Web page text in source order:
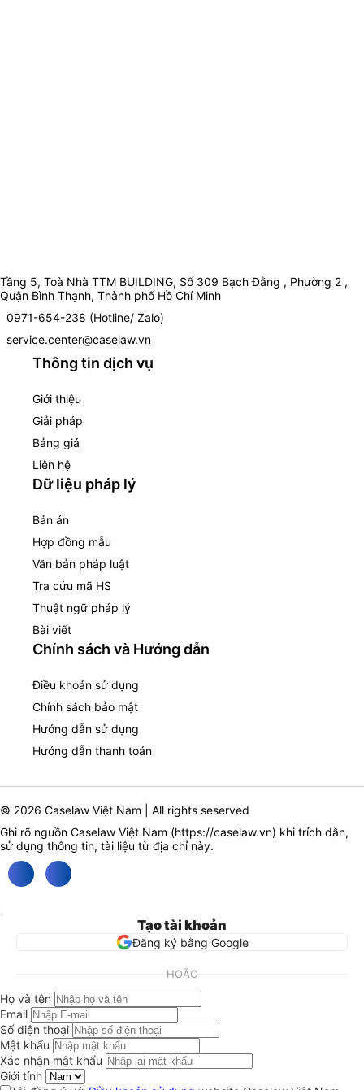
Tầng 5, Toà Nhà TTM BUILDING, Số 309 Bạch Đằng , Phường 2 ,
Quận Bình Thạnh, Thành phố Hồ Chí Minh
0971-654-238 (Hotline/ Zalo)
service.center@caselaw.vn
Thông tin dịch vụ
Giới thiệu
Giải pháp
Bảng giá
Liên hệ
Dữ liệu pháp lý
Bản án
Hợp đồng mẫu
Văn bản pháp luật
Tra cứu mã HS
Thuật ngữ pháp lý
Bài viết
Chính sách và Hướng dẫn
Điều khoản sử dụng
Chính sách bảo mật
Hướng dẫn sử dụng
Hướng dẫn thanh toán
© 2026 Caselaw Việt Nam | All rights seserved
Ghi rõ nguồn Caselaw Việt Nam (https://caselaw.vn) khi trích dẫn,
sử dụng thông tin, tài liệu từ địa chỉ này.
Tạo tài khoản
Đăng ký bằng Google
HOẶC
Họ và tên
Email
Số điện thoại
Mật khẩu
Xác nhận mật khẩu
Giới tính